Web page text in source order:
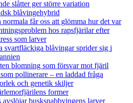
slåtter ger större variation
blåvingehybrid
normala får oss att glömma hur det var
hos rapsfjärilar efter
som larver
svartfläckiga blåvingar sprider sig i
blomning som försvar mot fjäril
pollinerare – en laddad fråga
och genetik skiljer
former
busksnabbvingens larver